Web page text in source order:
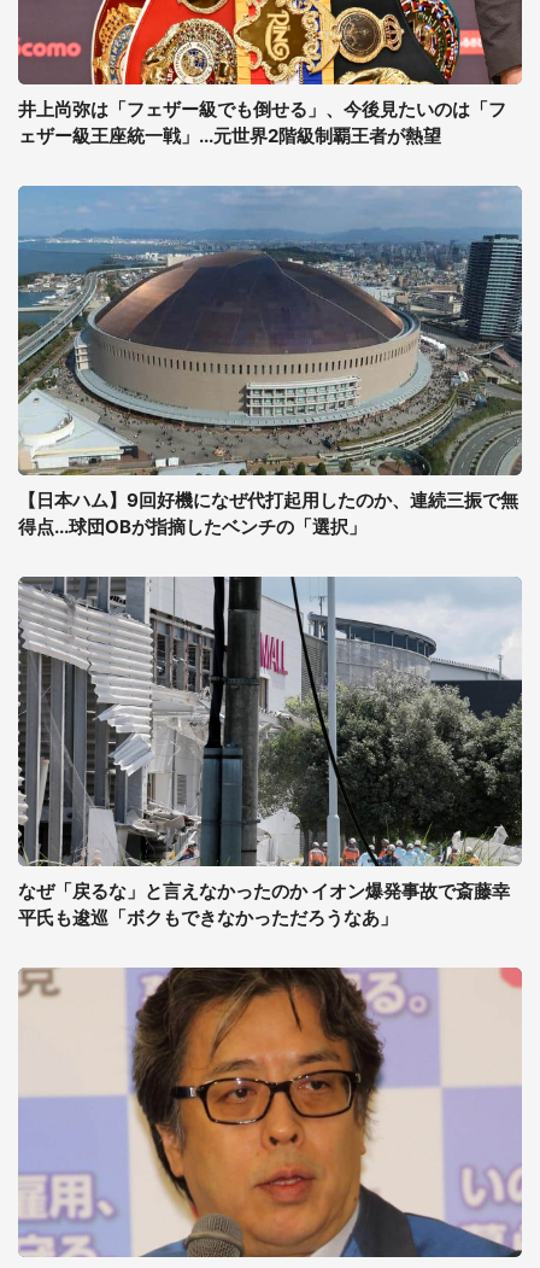
井上尚弥は「フェザー級でも倒せる」、今後見たいのは「フ
ェザー級王座統一戦」...元世界2階級制覇王者が熱望
【日本ハム】9回好機になぜ代打起用したのか、連続三振で無
得点...球団OBが指摘したベンチの「選択」
なぜ「戻るな」と言えなかったのか イオン爆発事故で斎藤幸
平氏も逡巡「ボクもできなかっただろうなあ」